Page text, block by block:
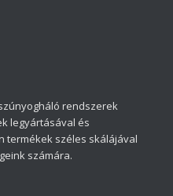
rendszerek
legyártásával és
termékek széles skálájával
számára.